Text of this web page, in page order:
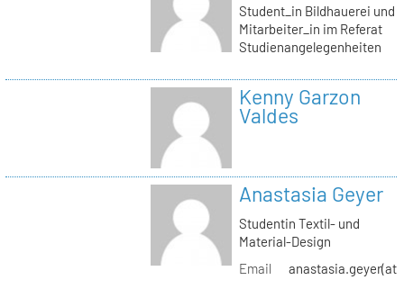
Student_in Bildhauerei und
Mitarbeiter_in im Referat
Studienangelegenheiten
Kenny Garzon
Valdes
Anastasia Geyer
Studentin Textil- und
Material-Design
Email